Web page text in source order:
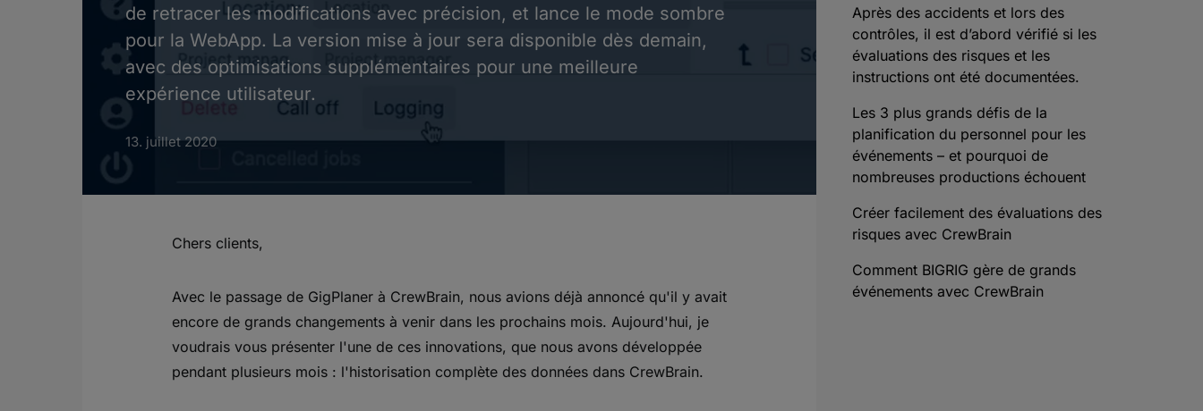
de retracer les modifications avec précision, et lance le mode sombre
pour la WebApp. La version mise à jour sera disponible dès demain,
avec des optimisations supplémentaires pour une meilleure
expérience utilisateur.
13. juillet 2020
Chers clients,
Avec le passage de GigPlaner à CrewBrain, nous avions déjà annoncé qu'il y avait
encore de grands changements à venir dans les prochains mois. Aujourd'hui, je
voudrais vous présenter l'une de ces innovations, que nous avons développée
pendant plusieurs mois : l'historisation complète des données dans CrewBrain.
Après des accidents et lors des
contrôles, il est d’abord vérifié si les
évaluations des risques et les
instructions ont été documentées.
Les 3 plus grands défis de la
planification du personnel pour les
événements – et pourquoi de
nombreuses productions échouent
Créer facilement des évaluations des
risques avec CrewBrain
Comment BIGRIG gère de grands
événements avec CrewBrain